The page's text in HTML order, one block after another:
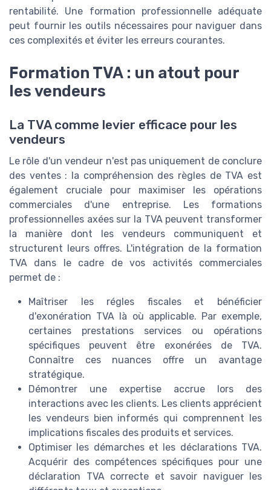
rentabilité. Une formation professionnelle adéquate
peut fournir les outils nécessaires pour naviguer dans
ces complexités et éviter les erreurs courantes.
Formation TVA : un atout pour
les vendeurs
La TVA comme levier efficace pour les
vendeurs
Le rôle d'un vendeur n'est pas uniquement de conclure
des ventes : la compréhension des règles de TVA est
également cruciale pour maximiser les opérations
commerciales d'une entreprise. Les formations
professionnelles axées sur la TVA peuvent transformer
la manière dont les vendeurs communiquent et
structurent leurs offres. L'intégration de la formation
TVA dans le cadre de vos activités commerciales
permet de :
Maîtriser les régles fiscales et bénéficier
d'exonération TVA là où applicable. Par exemple,
certaines prestations services ou opérations
spécifiques peuvent être exonérées de TVA.
Connaître ces nuances offre un avantage
stratégique.
Démontrer une expertise accrue lors des
interactions avec les clients. Les clients apprécient
les vendeurs bien informés qui comprennent les
implications fiscales des produits et services.
Optimiser les démarches et les déclarations TVA.
Acquérir des compétences spécifiques pour une
déclaration TVA correcte et savoir naviguer les